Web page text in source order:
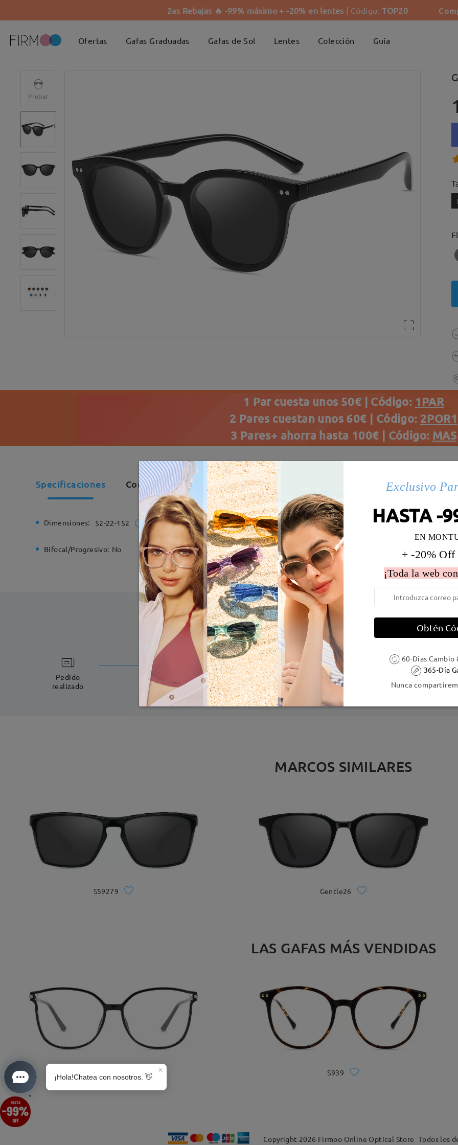
2as Rebajas 🔥 -99% máximo + -20% en lentes | Código:TOP20
Ofertas Gafas Graduadas Gafas de Sol Lentes Colección Guía
×
Probar
L
1 Par cuesta unos 50€ | Código: 1PAR
2 Pares cuestan unos 60€ | Código: 2POR1
3 Pares+ ahorra hasta 100€ | Código: MAS
Specificaciones Comentarios de Clientes(9)
Dimensiones: 52-22-152 Ancho de la montura: 138 mm (Largo) Diametro de lentes: 52 mm
Bifocal/Progresivo: No Bisagra de resorte: No Material de la montura: Tr
DELIVERY
Pedido
realizado
Fabricación
5-7 días laborales detalles
MARCOS SIMILARES
S59279 Gentle26
LAS GAFAS MÁS VENDIDAS
S939
Copyright 2026 Firmoo Online Optical Store Todos los
Exclusivo
HASTA -
EN
+ -20% Off
¡Toda la web
Obtén
60-Días Cambio
365-Día
Nunca